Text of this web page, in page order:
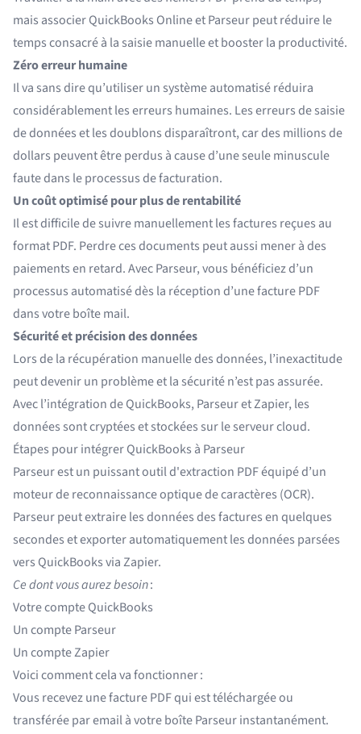
mais associer QuickBooks Online et Parseur peut réduire le
temps consacré à la saisie manuelle et booster la productivité.
Zéro erreur humaine
Il va sans dire qu’utiliser un système automatisé réduira
considérablement les erreurs humaines. Les erreurs de saisie
de données et les doublons disparaîtront, car des millions de
dollars peuvent être perdus à cause d’une seule minuscule
faute dans le processus de facturation.
Un coût optimisé pour plus de rentabilité
Il est difficile de suivre manuellement les factures reçues au
format PDF. Perdre ces documents peut aussi mener à des
paiements en retard. Avec Parseur, vous bénéficiez d’un
processus automatisé dès la réception d’une facture PDF
dans votre boîte mail.
Sécurité et précision des données
Lors de la récupération manuelle des données, l’inexactitude
peut devenir un problème et la sécurité n’est pas assurée.
Avec l’intégration de QuickBooks, Parseur et Zapier, les
données sont cryptées et stockées sur le serveur cloud.
Étapes pour intégrer QuickBooks à Parseur
Parseur est un puissantoutil d'extraction PDFéquipé d’un
moteur de reconnaissance optique de caractères (OCR).
Parseur peut extraire les données des factures en quelques
secondes et exporter automatiquement les données parsées
vers QuickBooks via Zapier.
Ce dont vous aurez besoin:
Votre compte QuickBooks
Un compte Parseur
Un compte Zapier
Voici comment cela va fonctionner :
Vous recevez une facture PDF qui est téléchargée ou
transférée par email à votre boîte Parseur instantanément.